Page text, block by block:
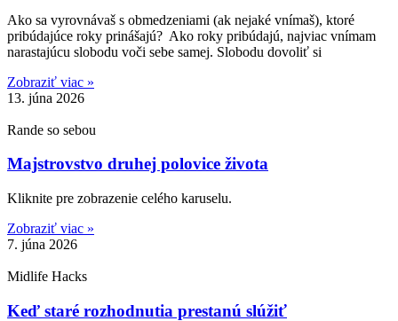
Ako sa vyrovnávaš s obmedzeniami (ak nejaké vnímaš), ktoré
pribúdajúce roky prinášajú? Ako roky pribúdajú, najviac vnímam
narastajúcu slobodu voči sebe samej. Slobodu dovoliť si
Zobraziť viac »
13. júna 2026
Rande so sebou
Majstrovstvo druhej polovice života
Kliknite pre zobrazenie celého karuselu.
Zobraziť viac »
7. júna 2026
Midlife Hacks
Keď staré rozhodnutia prestanú slúžiť